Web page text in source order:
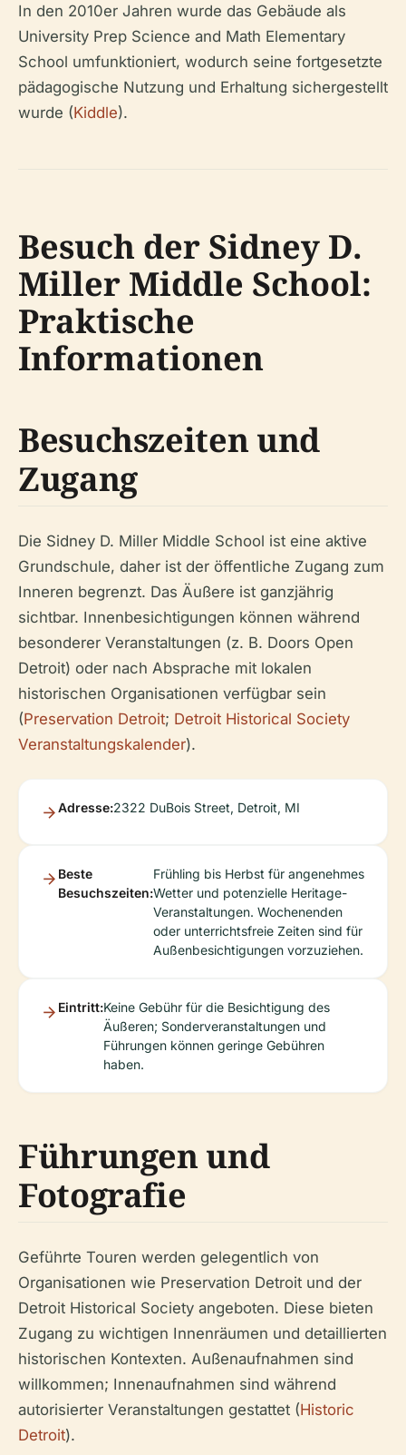
In den 2010er Jahren wurde das Gebäude als
University Prep Science and Math Elementary
School umfunktioniert, wodurch seine fortgesetzte
pädagogische Nutzung und Erhaltung sichergestellt
wurde (Kiddle).
Besuch der Sidney D.
Miller Middle School:
Praktische
Informationen
Besuchszeiten und
Zugang
Die Sidney D. Miller Middle School ist eine aktive
Grundschule, daher ist der öffentliche Zugang zum
Inneren begrenzt. Das Äußere ist ganzjährig
sichtbar. Innenbesichtigungen können während
besonderer Veranstaltungen (z. B. Doors Open
Detroit) oder nach Absprache mit lokalen
historischen Organisationen verfügbar sein
(Preservation Detroit; Detroit Historical Society
Veranstaltungskalender).
Adresse:2322 DuBois Street, Detroit, MI
Beste
Besuchszeiten:
Frühling bis Herbst für angenehmes
Wetter und potenzielle Heritage-
Veranstaltungen. Wochenenden
oder unterrichtsfreie Zeiten sind für
Außenbesichtigungen vorzuziehen.
Eintritt:Keine Gebühr für die Besichtigung des
Äußeren; Sonderveranstaltungen und
Führungen können geringe Gebühren
haben.
Führungen und
Fotografie
Geführte Touren werden gelegentlich von
Organisationen wie Preservation Detroit und der
Detroit Historical Society angeboten. Diese bieten
Zugang zu wichtigen Innenräumen und detaillierten
historischen Kontexten. Außenaufnahmen sind
willkommen; Innenaufnahmen sind während
autorisierter Veranstaltungen gestattet (Historic
Detroit).